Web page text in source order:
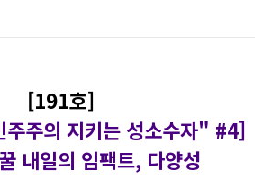
[191호]
주의 지키는 성소수자" #4]
내일의 임팩트, 다양성